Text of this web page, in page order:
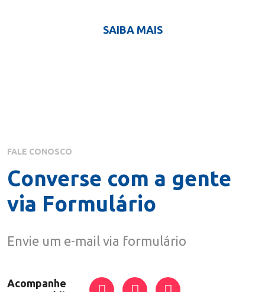
SAIBA MAIS
FALE CONOSCO
Converse com a gente
via Formulário
Envie um e-mail via formulário
Acompanhe